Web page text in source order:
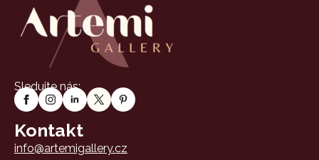
Sledujte nás:
Kontakt
info@artemigallery.cz